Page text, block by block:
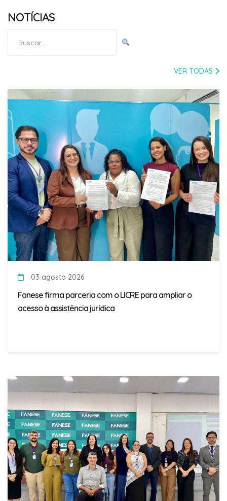
NOTÍCIAS
por:
VER TODAS
03 agosto 2026
Fanese firma parceria com o LICRE para ampliar o
acesso à assistência jurídica